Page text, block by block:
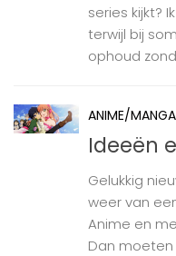
series kijkt?
terwijl bij
ophoud
ANIME/
Ideeën
Gelukkig
weer van
Anime en
Dan moeten